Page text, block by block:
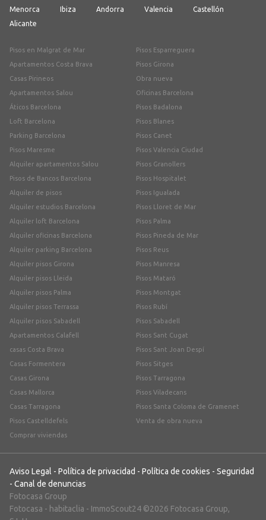
Menorca
Ibiza Andorra Valencia
Castellón
Alicante
Pisos en Malgrat de Mar
Apartamentos Costa Brava
Casas Pirineos
Apartamentos Salou
Áticos Barcelona
Loft Barcelona
Parking Barcelona
Pisos Maresme
Alquiler apartamentos Salou
Pisos de Bancos Barcelona
Alquiler de pisos
Alquiler estudios Barcelona
Alquiler loft Barcelona
Alquiler oficinas Barcelona
Alquiler parking Barcelona
Alquiler pisos Girona
Alquiler pisos Lleida
Alquiler pisos Palma
Alquiler pisos Terrassa
Alquiler pisos Sabadell
Apartamentos Calafell
casas Costa Brava
Casas Formentera
Casas Girona
Casas Mallorca
Casas Tarragona
Pisos Castelldefels
Comprar viviendas
Pisos Esparreguera
Pisos Girona
Obra nueva
Oficinas Barcelona
Pisos Badalona
Pisos Blanes
Pisos Canet
Pisos Valencia Ciudad
Pisos Granollers
Pisos Hospitalet
Pisos Igualada
Pisos Lloret de Mar
Pisos Palma
Pisos Pineda de Mar
Pisos Reus
Pisos Manresa
Pisos Mataró
Pisos Montgat
Pisos Rubí
Pisos Sabadell
Pisos Sant Cugat
Pisos Sant Joan Despí
Pisos Sitges
Pisos Tarragona
Pisos Viladecans
Pisos Santa Coloma de Gramenet
Venta de obra nueva
Aviso Legal - Política de privacidad - Política de cookies - Seguridad
- Canal de denuncias
Fotocasa Group
Fotocasa - habitaclia - ImmoScout24 ©2026 Fotocasa Group,